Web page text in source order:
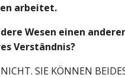
arbeitet.
Wesen einen
Verständnis?
SIE KÖNNEN